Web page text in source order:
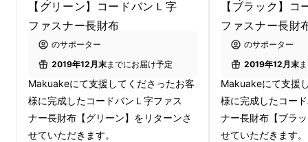
困るポイントの１つが紙幣の収納方法なんで
す。
【グリーン】コードバンＬ字
ファスナー長財布
のサポーター
2019年12月末までにお届け予定
Makuakeにて支援してくださったお客
様に完成したコードバンＬ字ファス
ナー長財布【グリーン】をリターンさ
せていただきます。
【ブラック】コ
ファスナー長財
のサポーター
2019年12月末
Makuakeにて支援
様に完成したコー
ナー長財布【ブラ
せていただきます。